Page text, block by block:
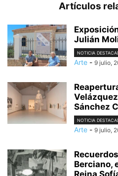
Artículos
Julián
NOTICIA
Arte - 9 julio,
Sánchez
NOTICIA
Arte - 9 julio,
Berciano,